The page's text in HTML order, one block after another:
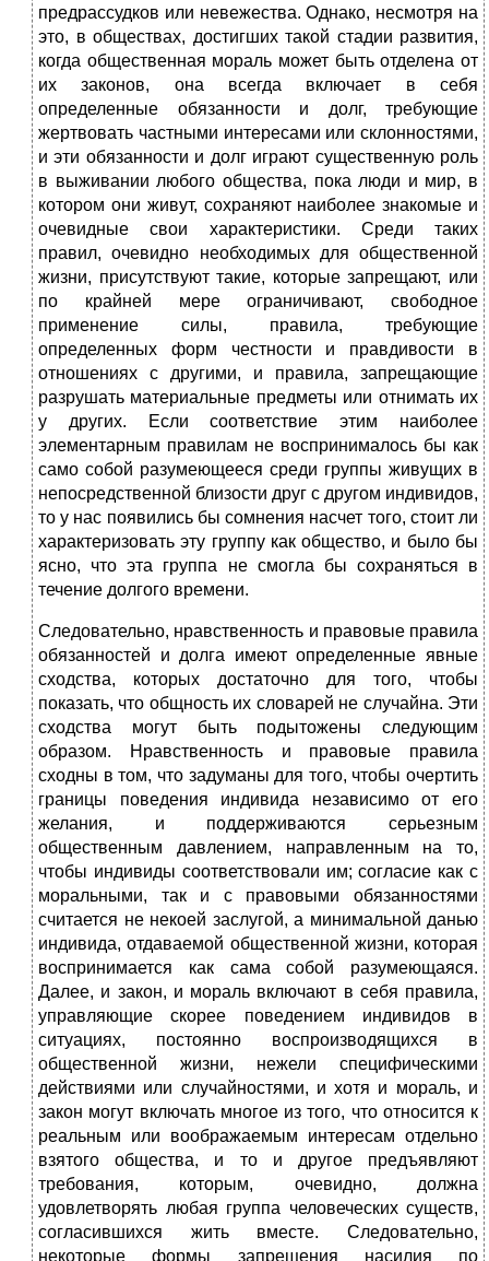
предрассудков или невежества. Однако, несмотря на
это, в обществах, достигших такой стадии развития,
когда общественная мораль может быть отделена от
их законов, она всегда включает в себя
определенные обязанности и долг, требующие
жертвовать частными интересами или склонностями,
и эти обязанности и долг играют существенную роль
в выживании любого общества, пока люди и мир, в
котором они живут, сохраняют наиболее знакомые и
очевидные свои характеристики. Среди таких
правил, очевидно необходимых для общественной
жизни, присутствуют такие, которые запрещают, или
по крайней мере ограничивают, свободное
применение силы, правила, требующие
определенных форм честности и правдивости в
отношениях с другими, и правила, запрещающие
разрушать материальные предметы или отнимать их
у других. Если соответствие этим наиболее
элементарным правилам не воспринималось бы как
само собой разумеющееся среди группы живущих в
непосредственной близости друг с другом индивидов,
то у нас появились бы сомнения насчет того, стоит ли
характеризовать эту группу как общество, и было бы
ясно, что эта группа не смогла бы сохраняться в
течение долгого времени.
Следовательно, нравственность и правовые правила
обязанностей и долга имеют определенные явные
сходства, которых достаточно для того, чтобы
показать, что общность их словарей не случайна. Эти
сходства могут быть подытожены следующим
образом. Нравственность и правовые правила
сходны в том, что задуманы для того, чтобы очертить
границы поведения индивида независимо от его
желания, и поддерживаются серьезным
общественным давлением, направленным на то,
чтобы индивиды соответствовали им; согласие как с
моральными, так и с правовыми обязанностями
считается не некоей заслугой, а минимальной данью
индивида, отдаваемой общественной жизни, которая
воспринимается как сама собой разумеющаяся.
Далее, и закон, и мораль включают в себя правила,
управляющие скорее поведением индивидов в
ситуациях, постоянно воспроизводящихся в
общественной жизни, нежели специфическими
действиями или случайностями, и хотя и мораль, и
закон могут включать многое из того, что относится к
реальным или воображаемым интересам отдельно
взятого общества, и то и другое предъявляют
требования, которым, очевидно, должна
удовлетворять любая группа человеческих существ,
согласившихся жить вместе. Следовательно,
некоторые формы запрещения насилия по